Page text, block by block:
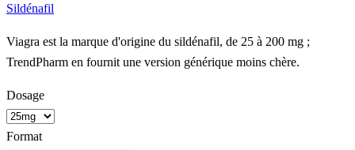
Sildénafil
Viagra est la marque d'origine du sildénafil, de 25 à 200 mg ;
TrendPharm en fournit une version générique moins chère.
Dosage
Format